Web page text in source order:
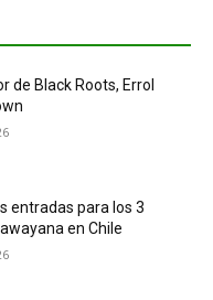
de Black Roots, Errol
entradas para los 3
en Chile